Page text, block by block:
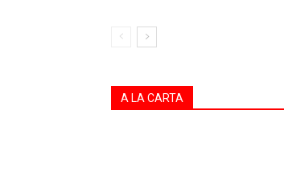
A LA CARTA